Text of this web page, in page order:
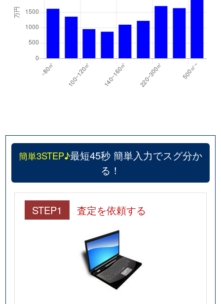
簡単3STEP♪最短45秒 簡単入力でスグ分か
る！
STEP1 査定を依頼する